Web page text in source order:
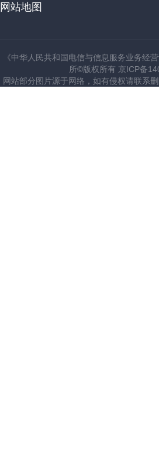
网站地图
《中华人民共和国电信与信息服务业务经
所©版权所有 京ICP备
网站部分图片源于网络，如有侵权请联系